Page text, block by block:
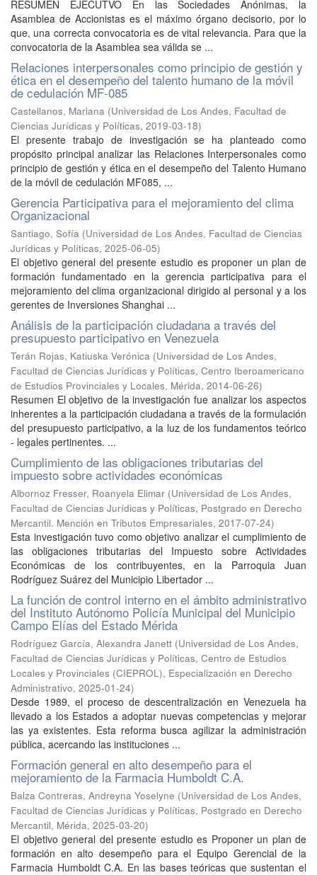
RESUMEN EJECUTVO En las Sociedades Anónimas, la
Asamblea de Accionistas es el máximo órgano decisorio, por lo
que, una correcta convocatoria es de vital relevancia. Para que la
convocatoria de la Asamblea sea válida se ...
Relaciones interpersonales como principio de gestión y
ética en el desempeño del talento humano de la móvil
de cedulación MF-085
Castellanos, Mariana (Universidad de Los Andes, Facultad de
Ciencias Jurídicas y Políticas, 2019-03-18)
El presente trabajo de investigación se ha planteado como
propósito principal analizar las Relaciones Interpersonales como
principio de gestión y ética en el desempeño del Talento Humano
de la móvil de cedulación MF085, ...
Gerencia Participativa para el mejoramiento del clima
Organizacional
Santiago, Sofía (Universidad de Los Andes, Facultad de Ciencias
Jurídicas y Políticas, 2025-06-05)
El objetivo general del presente estudio es proponer un plan de
formación fundamentado en la gerencia participativa para el
mejoramiento del clima organizacional dirigido al personal y a los
gerentes de Inversiones Shanghai ...
Análisis de la participación ciudadana a través del
presupuesto participativo en Venezuela
Terán Rojas, Katiuska Verónica (Universidad de Los Andes,
Facultad de Ciencias Jurídicas y Políticas, Centro Iberoamericano
de Estudios Provinciales y Locales, Mérida, 2014-06-26)
Resumen El objetivo de la investigación fue analizar los aspectos
inherentes a la participación ciudadana a través de la formulación
del presupuesto participativo, a la luz de los fundamentos teórico
- legales pertinentes. ...
Cumplimiento de las obligaciones tributarias del
impuesto sobre actividades económicas
Albornoz Fresser, Roanyela Elimar (Universidad de Los Andes,
Facultad de Ciencias Jurídicas y Políticas, Postgrado en Derecho
Mercantil. Mención en Tributos Empresariales, 2017-07-24)
Esta investigación tuvo como objetivo analizar el cumplimiento de
las obligaciones tributarias del Impuesto sobre Actividades
Económicas de los contribuyentes, en la Parroquia Juan
Rodríguez Suárez del Municipio Libertador ...
La función de control interno en el ámbito administrativo
del Instituto Autónomo Policía Municipal del Municipio
Campo Elías del Estado Mérida
Rodríguez García, Alexandra Janett (Universidad de Los Andes,
Facultad de Ciencias Jurídicas y Políticas, Centro de Estudios
Locales y Provinciales (CIEPROL), Especialización en Derecho
Administrativo, 2025-01-24)
Desde 1989, el proceso de descentralización en Venezuela ha
llevado a los Estados a adoptar nuevas competencias y mejorar
las ya existentes. Esta reforma busca agilizar la administración
pública, acercando las instituciones ...
Formación general en alto desempeño para el
mejoramiento de la Farmacia Humboldt C.A.
Balza Contreras, Andreyna Yoselyne (Universidad de Los Andes,
Facultad de Ciencias Jurídicas y Políticas, Postgrado en Derecho
Mercantil, Mérida, 2025-03-20)
El objetivo general del presente estudio es Proponer un plan de
formación en alto desempeño para el Equipo Gerencial de la
Farmacia Humboldt C.A. En las bases teóricas que sustentan el